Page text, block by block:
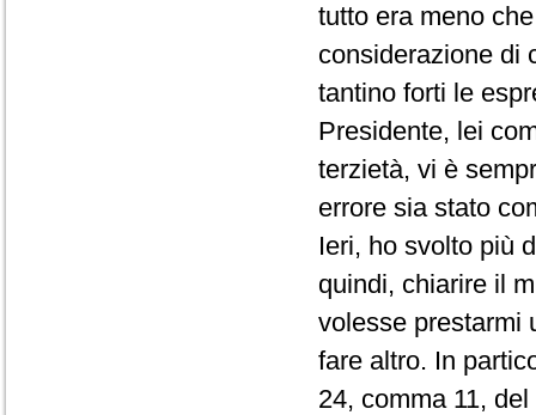
tutto era meno
considerazione di
tantino forti le
Presidente, lei
terzietà, vi è
errore sia stato
Ieri, ho svolto più
quindi, chiarire il
volesse prestarmi
fare altro. In
24, comma 11,